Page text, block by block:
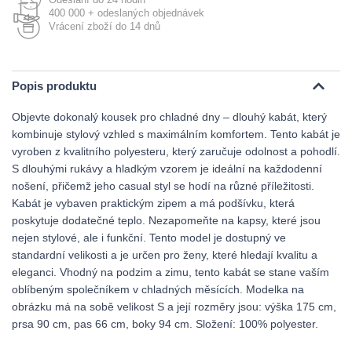
400 000 + odeslaných objednávek
Vrácení zboží do 14 dnů
Popis produktu
Objevte dokonalý kousek pro chladné dny – dlouhý kabát, který
kombinuje stylový vzhled s maximálním komfortem. Tento kabát je
vyroben z kvalitního polyesteru, který zaručuje odolnost a pohodlí.
S dlouhými rukávy a hladkým vzorem je ideální na každodenní
nošení, přičemž jeho casual styl se hodí na různé příležitosti.
Kabát je vybaven praktickým zipem a má podšívku, která
poskytuje dodatečné teplo. Nezapomeňte na kapsy, které jsou
nejen stylové, ale i funkční. Tento model je dostupný ve
standardní velikosti a je určen pro ženy, které hledají kvalitu a
eleganci. Vhodný na podzim a zimu, tento kabát se stane vaším
oblíbeným společníkem v chladných měsících. Modelka na
obrázku má na sobě velikost S a její rozměry jsou: výška 175 cm,
prsa 90 cm, pas 66 cm, boky 94 cm. Složení: 100% polyester.